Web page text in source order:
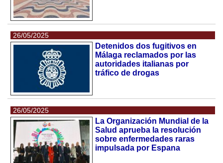
26/05/2025
Detenidos dos fugitivos en
Málaga reclamados por las
autoridades italianas por
tráfico de drogas
26/05/2025
La Organización Mundial de la
Salud aprueba la resolución
sobre enfermedades raras
impulsada por Espana